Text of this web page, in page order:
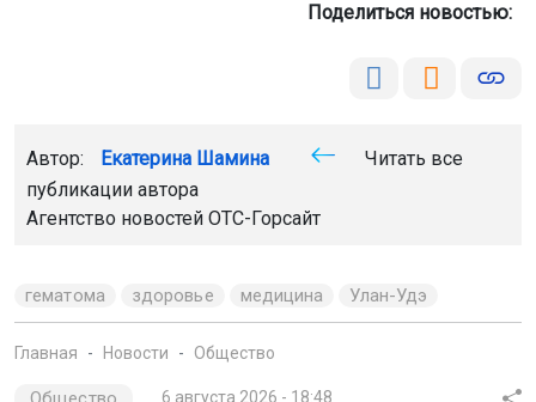
Поделиться новостью:
Автор: Екатерина Шамина
Читать все
публикации автора
Агентство новостей ОТС-Горсайт
гематома здоровье медицина Улан-Удэ
Главная Новости Общество
6 августа 2026 - 18:48